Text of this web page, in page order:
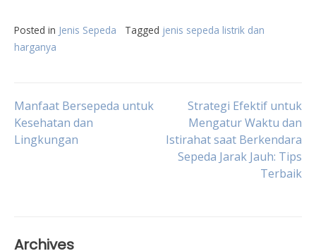
Posted in Jenis Sepeda Tagged jenis sepeda listrik dan
harganya
Post
navigation
Manfaat Bersepeda untuk
Kesehatan dan
Lingkungan
Strategi Efektif untuk
Mengatur Waktu dan
Istirahat saat Berkendara
Sepeda Jarak Jauh: Tips
Terbaik
Archives